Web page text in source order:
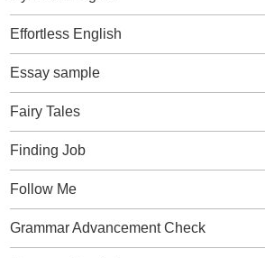
Effortless English
Essay sample
Fairy Tales
Finding Job
Follow Me
Grammar Advancement Check